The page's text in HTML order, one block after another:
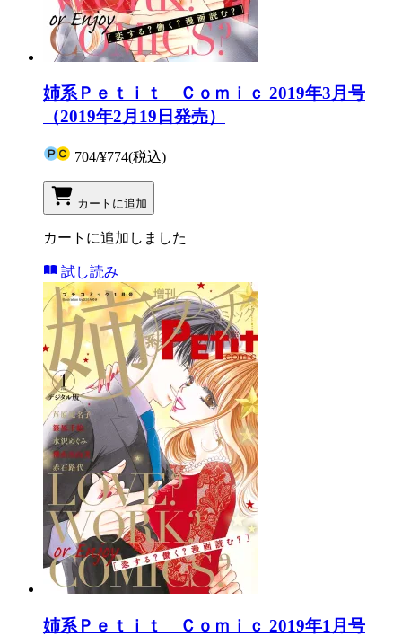
姉系Ｐｅｔｉｔ Ｃｏｍｉｃ 2019年3月号
（2019年2月19日発売）
704/¥774(税込)
カートに追加
カートに追加しました
試し読み
姉系Ｐｅｔｉｔ Ｃｏｍｉｃ 2019年1月号